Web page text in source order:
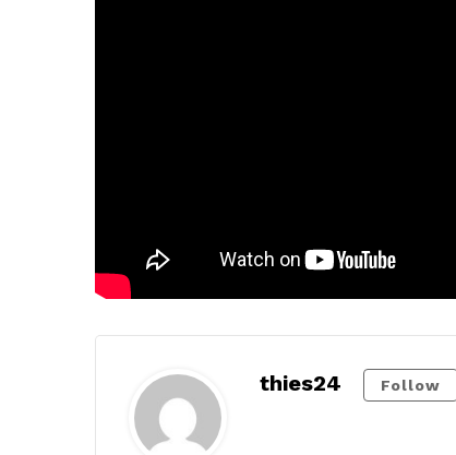
thies24 Follow